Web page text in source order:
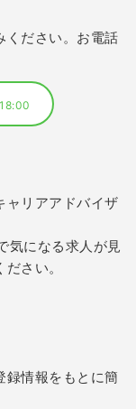
ください。お電話
ャリアアドバイザ
気になる求人が見
さい。
録情報をもとに簡